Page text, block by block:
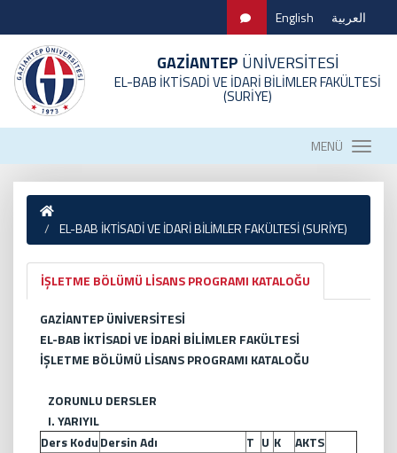
English العربية
GAZİANTEP ÜNİVERSİTESİ
EL-BAB İKTİSADİ VE İDARİ BİLİMLER FAKÜLTESİ
(SURİYE)
MENÜ
EL-BAB İKTİSADİ VE İDARİ BİLİMLER FAKÜLTESİ (SURİYE)
İŞLETME BÖLÜMÜ LİSANS PROGRAMI KATALOĞU
GAZİANTEP ÜNİVERSİTESİ
EL-BAB İKTİSADİ VE İDARİ BİLİMLER FAKÜLTESİ
İŞLETME BÖLÜMÜ LİSANS PROGRAMI KATALOĞU
ZORUNLU DERSLER
I. YARIYIL
Ders KoduDersin Adı T U K AKTS